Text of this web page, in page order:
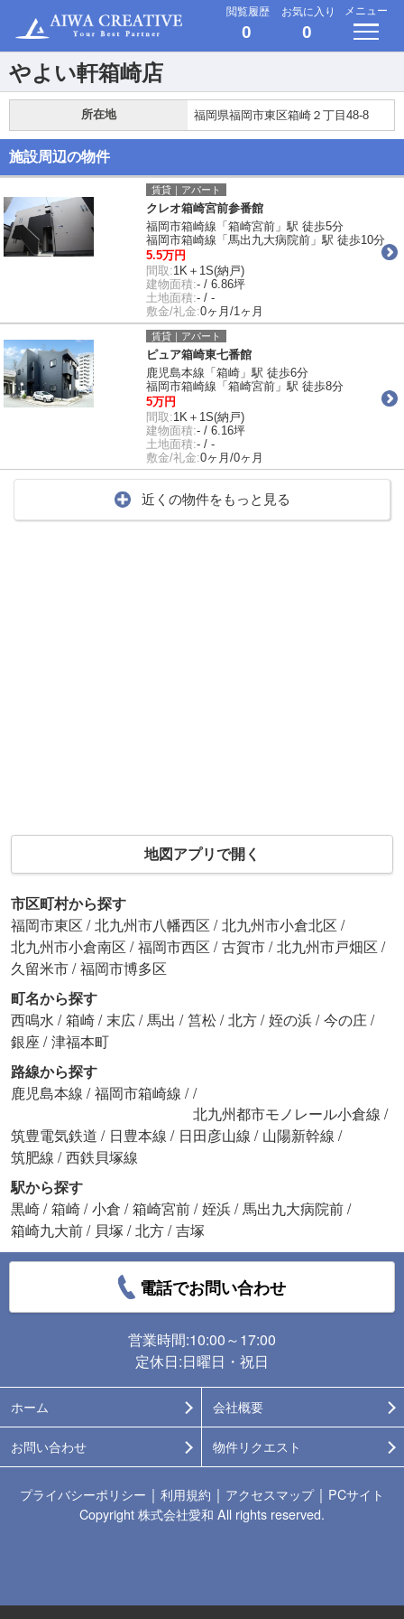
閲覧履歴
0
お気に入り
0
メニュー
やよい軒箱崎店
所在地 福岡県福岡市東区箱崎２丁目48-8
施設周辺の物件
賃貸｜アパート
クレオ箱崎宮前参番館
福岡市箱崎線「箱崎宮前」駅 徒歩5分
福岡市箱崎線「馬出九大病院前」駅 徒歩10分
5.5万円
間取:1K＋1S(納戸)
建物面積:- / 6.86坪
土地面積:- / -
敷金/礼金:0ヶ月/1ヶ月
賃貸｜アパート
ピュア箱崎東七番館
鹿児島本線「箱崎」駅 徒歩6分
福岡市箱崎線「箱崎宮前」駅 徒歩8分
5万円
間取:1K＋1S(納戸)
建物面積:- / 6.16坪
土地面積:- / -
敷金/礼金:0ヶ月/0ヶ月
近くの物件をもっと見る
地図アプリで開く
市区町村から探す
福岡市東区 / 北九州市八幡西区 / 北九州市小倉北区 /
北九州市小倉南区 / 福岡市西区 / 古賀市/ 北九州市戸畑区 /
久留米市/ 福岡市博多区
町名から探す
西鳴水 / 箱崎/ 末広/ 馬出 / 筥松/ 北方/ 姪の浜/ 今の庄/
銀座 / 津福本町
路線から探す
鹿児島本線 / 福岡市箱崎線 / /
北九州都市モノレール小倉線 /
筑豊電気鉄道 / 日豊本線 / 日田彦山線 / 山陽新幹線 /
筑肥線 / 西鉄貝塚線
駅から探す
黒崎/ 箱崎/ 小倉 / 箱崎宮前/ 姪浜/ 馬出九大病院前/
箱崎九大前/ 貝塚 / 北方/ 吉塚
電話でお問い合わせ
営業時間:10:00～17:00
定休日:日曜日・祝日
ホーム 会社概要
お問い合わせ 物件リクエスト
プライバシーポリシー ｜ 利用規約 ｜ アクセスマップ｜ PCサイト
Copyright 株式会社愛和 All rights reserved.